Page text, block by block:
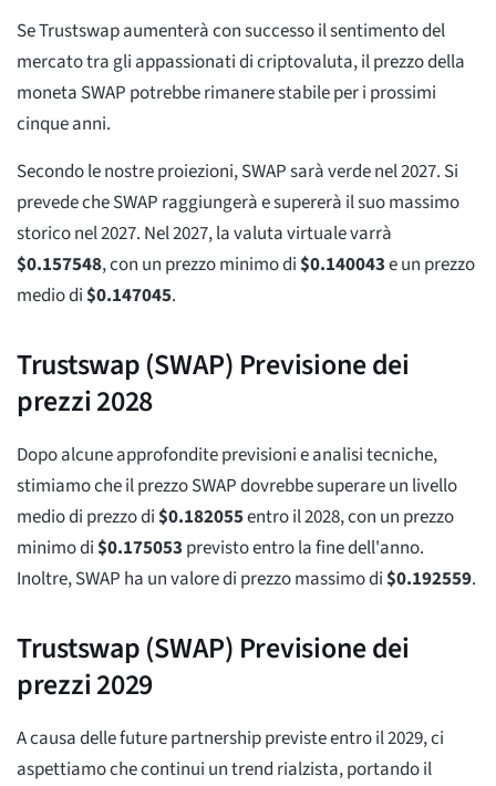
Se Trustswap aumenterà con successo il sentimento del
mercato tra gli appassionati di criptovaluta, il prezzo della
moneta SWAP potrebbe rimanere stabile per i prossimi
cinque anni.
Secondo le nostre proiezioni, SWAP sarà verde nel 2027. Si
prevede che SWAP raggiungerà e supererà il suo massimo
storico nel 2027. Nel 2027, la valuta virtuale varrà
$0.157548, con un prezzo minimo di$0.140043e un prezzo
medio di$0.147045.
Trustswap (SWAP) Previsione dei
prezzi 2028
Dopo alcune approfondite previsioni e analisi tecniche,
stimiamo che il prezzo SWAP dovrebbe superare un livello
medio di prezzo di$0.182055entro il 2028, con un prezzo
minimo di$0.175053 previsto entro la fine dell'anno.
Inoltre, SWAP ha un valore di prezzo massimo di$0.192559.
Trustswap (SWAP) Previsione dei
prezzi 2029
A causa delle future partnership previste entro il 2029, ci
aspettiamo che continui un trend rialzista, portando il